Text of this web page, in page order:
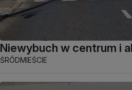
Niewybuch w centrum i
ŚRÓDMIEŚCIE